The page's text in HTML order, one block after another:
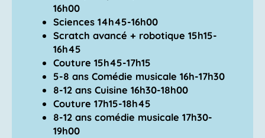
16h00
Sciences 14h45-16h00
Scratch avancé + robotique 15h15-
16h45
Couture 15h45-17h15
5-8 ans Comédie musicale 16h-17h30
8-12 ans Cuisine 16h30-18h00
Couture 17h15-18h45
8-12 ans comédie musicale 17h30-
19h00